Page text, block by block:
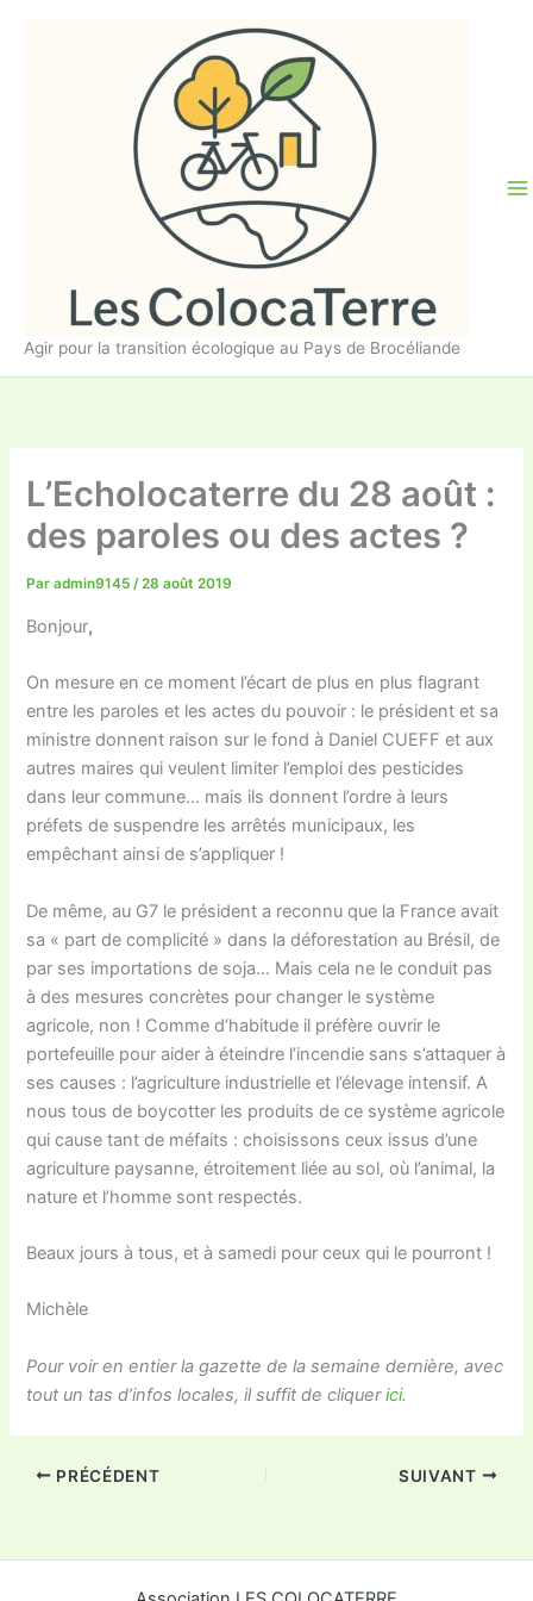
Agir pour la transition écologique au Pays de Brocéliande
L’Echolocaterre du 28 août :
des paroles ou des actes ?
Paradmin9145/28 août 2019
Bonjour,
On mesure en ce moment l’écart de plus en plus flagrant
entre les paroles et les actes du pouvoir : le président et sa
ministre donnent raison sur le fond à Daniel CUEFF et aux
autres maires qui veulent limiter l’emploi des pesticides
dans leur commune… mais ils donnent l’ordre à leurs
préfets de suspendre les arrêtés municipaux, les
empêchant ainsi de s’appliquer !
De même, au G7 le président a reconnu que la France avait
sa « part de complicité » dans la déforestation au Brésil, de
par ses importations de soja… Mais cela ne le conduit pas
à des mesures concrètes pour changer le système
agricole, non ! Comme d’habitude il préfère ouvrir le
portefeuille pour aider à éteindre l’incendie sans s’attaquer à
ses causes : l’agriculture industrielle et l’élevage intensif. A
nous tous de boycotter les produits de ce système agricole
qui cause tant de méfaits : choisissons ceux issus d’une
agriculture paysanne, étroitement liée au sol, où l’animal, la
nature et l’homme sont respectés.
Beaux jours à tous, et à samedi pour ceux qui le pourront !
Michèle
Pour voir en entier la gazette de la semaine dernière, avec
tout un tas d’infos locales, il suffit de cliquerici.
PRÉCÉDENT SUIVANT